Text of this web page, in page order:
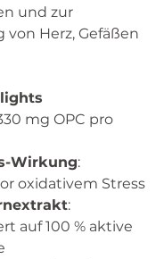
und zur
Herz, Gefäßen
mg OPC pro
Wirkung:
oxidativem Stress
:
auf 100 % aktive